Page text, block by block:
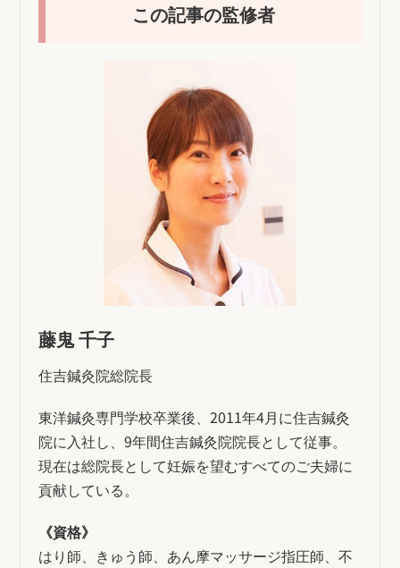
この記事の監修者
藤鬼 千子
住吉鍼灸院総院長
東洋鍼灸専門学校卒業後、2011年4月に住吉鍼灸
院に入社し、9年間住吉鍼灸院院長として従事。
現在は総院長として妊娠を望むすべてのご夫婦に
貢献している。
《資格》
はり師、きゅう師、あん摩マッサージ指圧師、不